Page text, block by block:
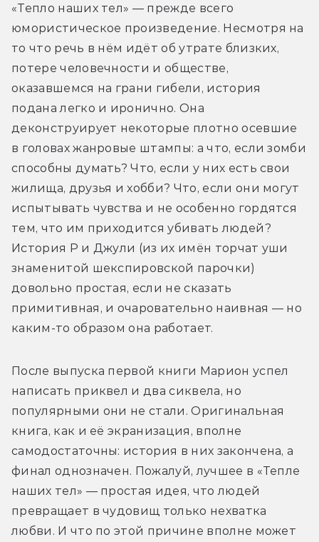
«Тепло наших тел» — прежде всего
юмористическое произведение. Несмотря на
то что речь в нём идёт об утрате близких,
потере человечности и обществе,
оказавшемся на грани гибели, история
подана легко и иронично. Она
деконструирует некоторые плотно осевшие
в головах жанровые штампы: а что, если зомби
способны думать? Что, если у них есть свои
жилища, друзья и хобби? Что, если они могут
испытывать чувства и не особенно гордятся
тем, что им приходится убивать людей?
История Р и Джули (из их имён торчат уши
знаменитой шекспировской парочки)
довольно простая, если не сказать
примитивная, и очаровательно наивная — но
каким-то образом она работает.
После выпуска первой книги Марион успел
написать приквел и два сиквела, но
популярными они не стали. Оригинальная
книга, как и её экранизация, вполне
самодостаточны: история в них закончена, а
финал однозначен. Пожалуй, лучшее в «Тепле
наших тел» — простая идея, что людей
превращает в чудовищ только нехватка
любви. И что по этой причине вполне может